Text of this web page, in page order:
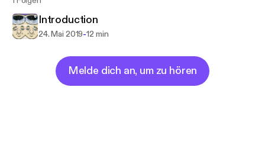
Introduction
24. Mai 2019-12 min
Melde dich an, um zu hören